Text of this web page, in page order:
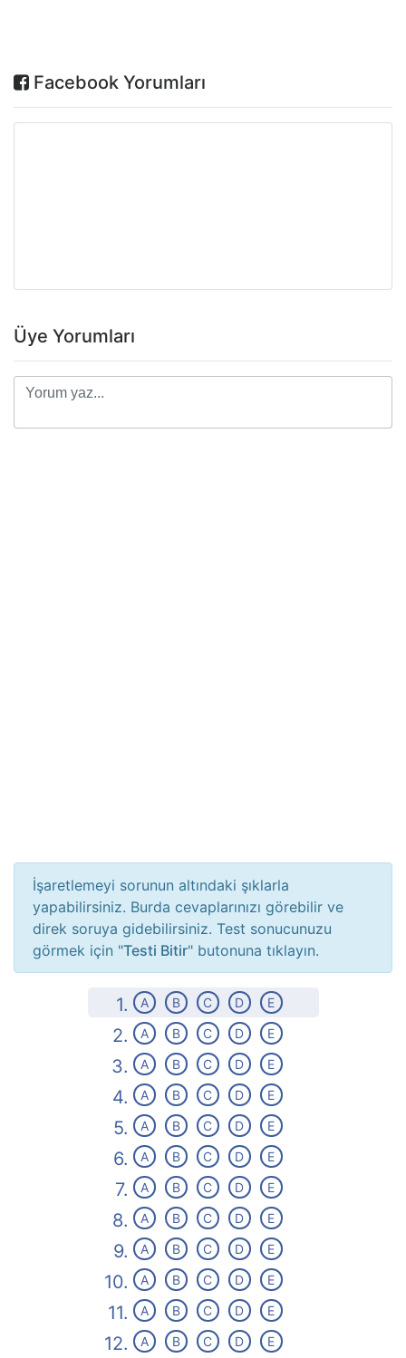
Facebook Yorumları
Üye Yorumları
İşaretlemeyi sorunun altındaki şıklarla
yapabilirsiniz. Burda cevaplarınızı görebilir ve
direk soruya gidebilirsiniz. Test sonucunuzu
görmek için "Testi Bitir" butonuna tıklayın.
1. A B C D E
2. A B C D E
3. A B C D E
4. A B C D E
5. A B C D E
6. A B C D E
7. A B C D E
8. A B C D E
9. A B C D E
10. A B C D E
11. A B C D E
12. A B C D E